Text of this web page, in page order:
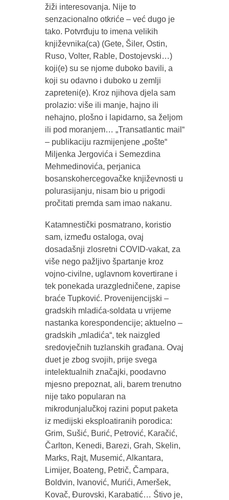
žiži interesovanja. Nije to
senzacionalno otkriće – već dugo je
tako. Potvrđuju to imena velikih
književnika(ca) (Gete, Šiler, Ostin,
Ruso, Volter, Rable, Dostojevski…)
koji(e) su se njome duboko bavili, a
koji su odavno i duboko u zemlji
zapreteni(e). Kroz njihova djela sam
prolazio: više ili manje, hajno ili
nehajno, plošno i lapidarno, sa željom
ili pod moranjem… „Transatlantic mail“
– publikaciju razmijenjene „pošte“
Miljenka Jergovića i Semezdina
Mehmedinovića, perjanica
bosanskohercegovačke književnosti u
polurasijanju, nisam bio u prigodi
pročitati premda sam imao nakanu.
Katamnestički posmatrano, koristio
sam, između ostaloga, ovaj
dosadašnji zlosretni COVID-vakat, za
više nego pažljivo špartanje kroz
vojno-civilne, uglavnom kovertirane i
tek ponekada urazgledničene, zapise
braće Tupković. Provenijencijski –
gradskih mladića-soldata u vrijeme
nastanka korespondencije; aktuelno –
gradskih „mladića“, tek naizgled
sredovječnih tuzlanskih građana. Ovaj
duet je zbog svojih, prije svega
intelektualnih značajki, poodavno
mjesno prepoznat, ali, barem trenutno
nije tako popularan na
mikrodunjalučkoj razini poput paketa
iz medijski eksploatiranih porodica:
Grim, Sušić, Burić, Petrović, Karačić,
Čarlton, Kenedi, Barezi, Grah, Skelin,
Marks, Rajt, Musemić, Alkantara,
Limijer, Boateng, Petrič, Čampara,
Boldvin, Ivanović, Murići, Ameršek,
Kovač, Đurovski, Karabatić… Štivo je,